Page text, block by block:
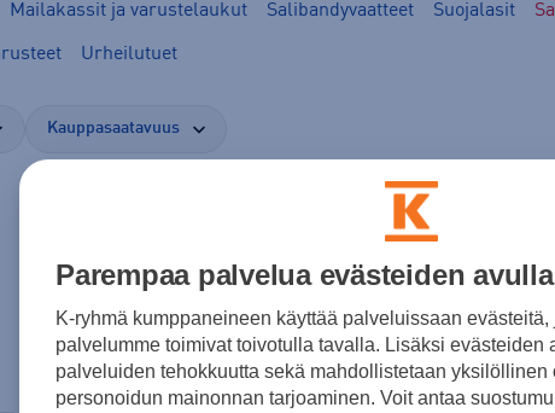
Mailakassit ja varustelaukut Salibandyvaatteet Suojalasit
Urheilutuet
Kauppasaatavuus
Parempaa palvelua evästeiden avulla
K-ryhmä kumppaneineen käyttää palveluissaan
palvelumme toimivat toivotulla tavalla. Lisäksi evästeiden
palveluiden tehokkuutta sekä mahdollistetaan yksilöllinen
personoidun mainonnan tarjoaminen. Voit antaa